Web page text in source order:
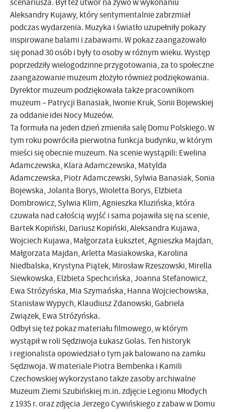
scenariusza. Był też utwór na żywo w wykonaniu
Aleksandry Kujawy, który sentymentalnie zabrzmiał
podczas wydarzenia. Muzyka i światło uzupełniły pokazy
inspirowane balami i zabawami. W pokaz zaangażowało
się ponad 30 osób i były to osoby w różnym wieku. Występ
poprzedziły wielogodzinne przygotowania, za to społeczne
zaangażowanie muzeum złożyło również podziękowania.
Dyrektor muzeum podziękowała także pracownikom
muzeum – Patrycji Banasiak, Iwonie Kruk, Sonii Bojewskiej
za oddanie idei Nocy Muzeów.
Ta formuła na jeden dzień zmieniła salę Domu Polskiego. W
tym roku powróciła pierwotna funkcja budynku, w którym
mieści się obecnie muzeum. Na scenie wystąpili: Ewelina
Adamczewska, Klara Adamczewska, Matylda
Adamczewska, Piotr Adamczewski, Sylwia Banasiak, Sonia
Bojewska, Jolanta Borys, Wioletta Borys, Elżbieta
Dombrowicz, Sylwia Klim, Agnieszka Kluzińska, która
czuwała nad całością wyjść i sama pojawiła się na scenie,
Bartek Kopiński, Dariusz Kopiński, Aleksandra Kujawa,
Wojciech Kujawa, Małgorzata Łuksztet, Agnieszka Majdan,
Małgorzata Majdan, Arletta Masiakowska, Karolina
Niedbalska, Krystyna Piątek, Mirosław Rzeszowski, Mirella
Siewkowska, Elżbieta Spechcińska, Joanna Stefanowicz,
Ewa Stróżyńska, Mia Szymańska, Hanna Wojciechowska,
Stanisław Wypych, Klaudiusz Zdanowski, Gabriela
Związek, Ewa Stróżyńska.
Odbył się też pokaz materiału filmowego, w którym
wystąpił w roli Sędziwoja Łukasz Golas. Ten historyk
i regionalista opowiedział o tym jak balowano na zamku
Sędziwoja. W materiale Piotra Bembenka i Kamili
Czechowskiej wykorzystano także zasoby archiwalne
Muzeum Ziemi Szubińskiej m.in. zdjęcie Legionu Młodych
z 1935 r. oraz zdjęcia Jerzego Cywińskiego z zabaw w Domu